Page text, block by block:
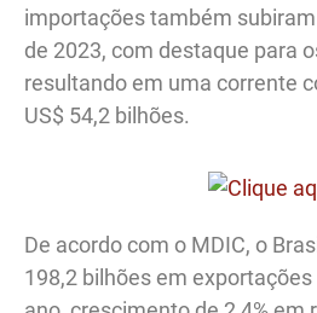
importações também
de 2023, com destaque para
resultando em uma corrente
US$ 54,2 bilhões.
De acordo com o MDIC, o
198,2 bilhões em